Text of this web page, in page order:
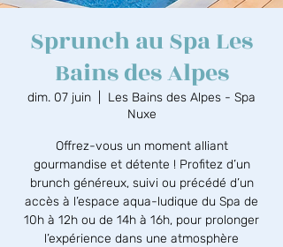
Sprunch au Spa Les
Bains des Alpes
dim. 07 juin
Les Bains des Alpes - Spa
Nuxe
Offrez-vous un moment alliant
gourmandise et détente ! Profitez d’un
brunch généreux, suivi ou précédé d’un
accès à l’espace aqua-ludique du Spa de
10h à 12h ou de 14h à 16h, pour prolonger
l’expérience dans une atmosphère